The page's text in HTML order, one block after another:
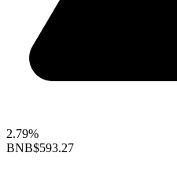
2.79%
BNB$593.27